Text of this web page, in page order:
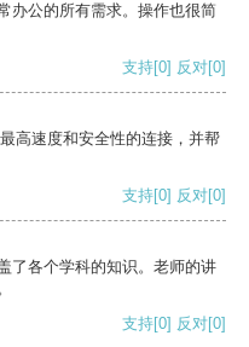
办公的所有需求。操作也很简
支持[0] 反对[0]
高速度和安全性的连接，并帮
支持[0] 反对[0]
了各个学科的知识。老师的讲
支持[0] 反对[0]